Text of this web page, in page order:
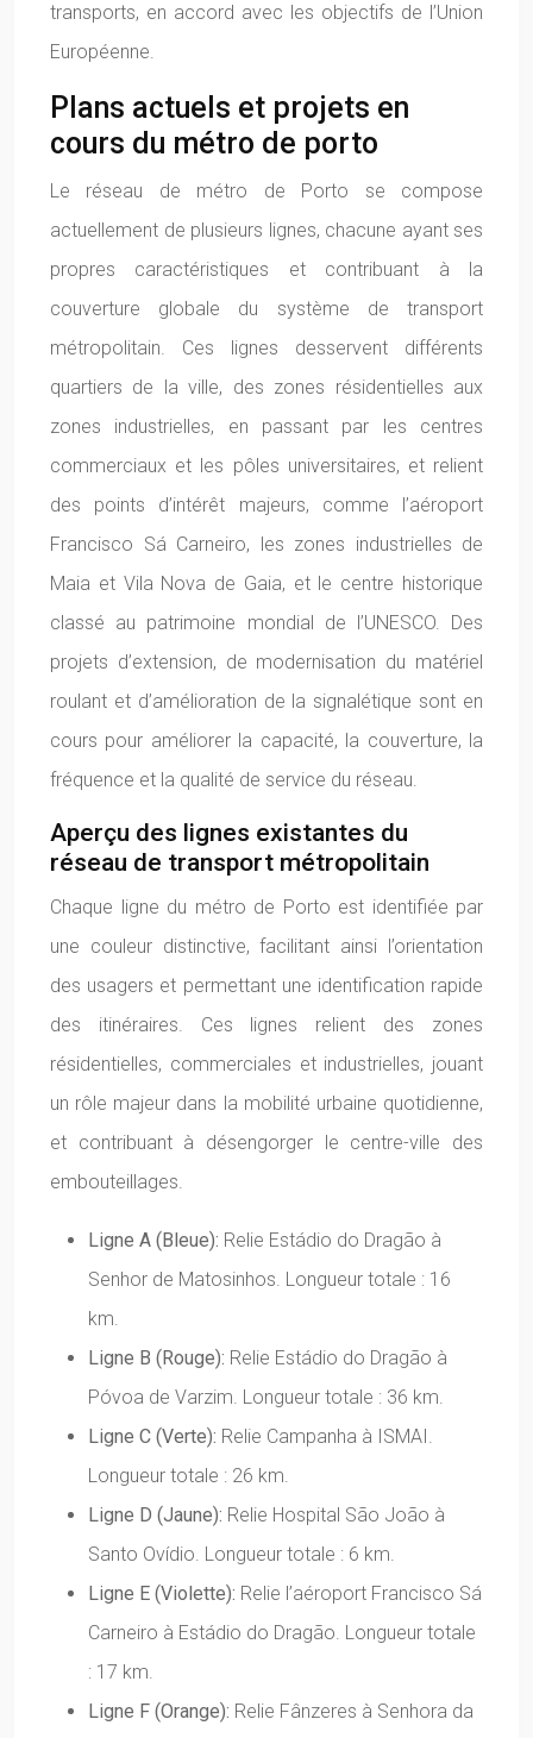
transports, en accord avec les objectifs de l’Union
Européenne.
Plans actuels et projets en
cours du métro de porto
Le réseau de métro de Porto se compose
actuellement de plusieurs lignes, chacune ayant ses
propres caractéristiques et contribuant à la
couverture globale du système de transport
métropolitain. Ces lignes desservent différents
quartiers de la ville, des zones résidentielles aux
zones industrielles, en passant par les centres
commerciaux et les pôles universitaires, et relient
des points d’intérêt majeurs, comme l’aéroport
Francisco Sá Carneiro, les zones industrielles de
Maia et Vila Nova de Gaia, et le centre historique
classé au patrimoine mondial de l’UNESCO. Des
projets d’extension, de modernisation du matériel
roulant et d’amélioration de la signalétique sont en
cours pour améliorer la capacité, la couverture, la
fréquence et la qualité de service du réseau.
Aperçu des lignes existantes du
réseau de transport métropolitain
Chaque ligne du métro de Porto est identifiée par
une couleur distinctive, facilitant ainsi l’orientation
des usagers et permettant une identification rapide
des itinéraires. Ces lignes relient des zones
résidentielles, commerciales et industrielles, jouant
un rôle majeur dans la mobilité urbaine quotidienne,
et contribuant à désengorger le centre-ville des
embouteillages.
Ligne A (Bleue): Relie Estádio do Dragão à
Senhor de Matosinhos. Longueur totale : 16
km.
Ligne B (Rouge): Relie Estádio do Dragão à
Póvoa de Varzim. Longueur totale : 36 km.
Ligne C (Verte): Relie Campanha à ISMAI.
Longueur totale : 26 km.
Ligne D (Jaune): Relie Hospital São João à
Santo Ovídio. Longueur totale : 6 km.
Ligne E (Violette): Relie l’aéroport Francisco Sá
Carneiro à Estádio do Dragão. Longueur totale
: 17 km.
Ligne F (Orange): Relie Fânzeres à Senhora da